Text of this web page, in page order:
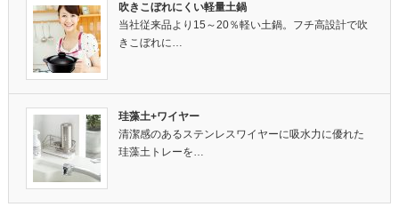
吹きこぼれにくい軽量土鍋
当社従来品より15～20％軽い土鍋。フチ高設計で吹
きこぼれに…
珪藻土+ワイヤー
清潔感のあるステンレスワイヤーに吸水力に優れた
珪藻土トレーを…